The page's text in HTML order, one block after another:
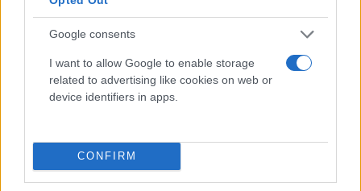
Google consents
I want to allow Google to enable storage
related to advertising like cookies on web or
device identifiers in apps.
CONFIRM